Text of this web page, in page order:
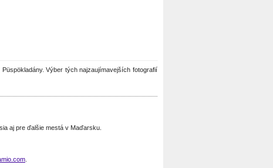
Výber tých najzaujímavejších fotografií
aj pre ďalšie mestá v Maďarsku.